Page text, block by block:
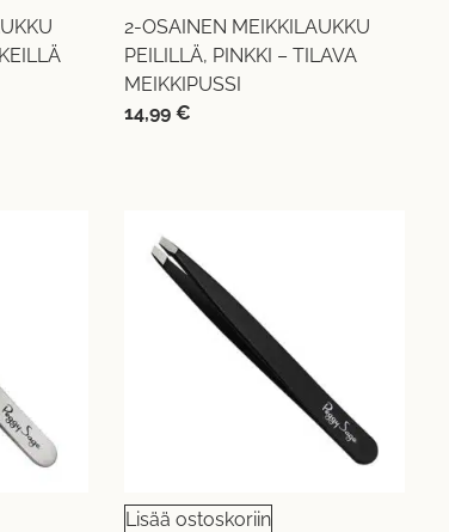
2-OSAINEN MEIKKILAUKKU
PEILILLÄ, PINKKI – TILAVA
MEIKKIPUSSI
14,99 €
Lisää ostoskoriin